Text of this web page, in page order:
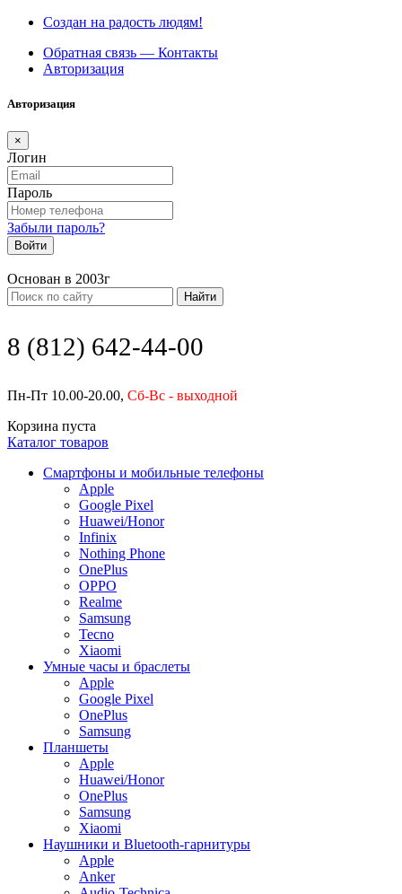
Создан на радость людям!
Обратная связь — Контакты
Авторизация
Авторизация
×
Логин
Пароль
Забыли пароль?
Войти
Основан в 2003г
Найти
8 (812) 642-44-00
Пн-Пт 10.00-20.00, Сб-Вс - выходной
Корзина пуста
Каталог товаров
Смартфоны и мобильные телефоны
Apple
Google Pixel
Huawei/Honor
Infinix
Nothing Phone
OnePlus
OPPO
Realme
Samsung
Tecno
Xiaomi
Умные часы и браслеты
Apple
Google Pixel
OnePlus
Samsung
Планшеты
Apple
Huawei/Honor
OnePlus
Samsung
Xiaomi
Наушники и Bluetooth-гарнитуры
Apple
Anker